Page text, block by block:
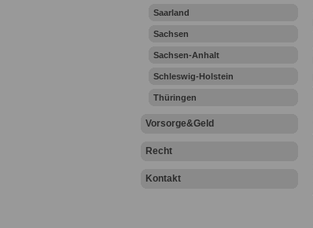
Saarland
Sachsen
Sachsen-Anhalt
Schleswig-Holstein
Thüringen
Vorsorge&Geld
Recht
Kontakt